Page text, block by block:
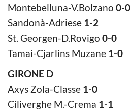
Montebelluna-V.Bolzano 0-0
Sandonà-Adriese 1-2
St. Georgen-D.Rovigo 0-0
Tamai-Cjarlins Muzane 1-0
GIRONE D
Axys Zola-Classe 1-0
Ciliverghe M.-Crema 1-1